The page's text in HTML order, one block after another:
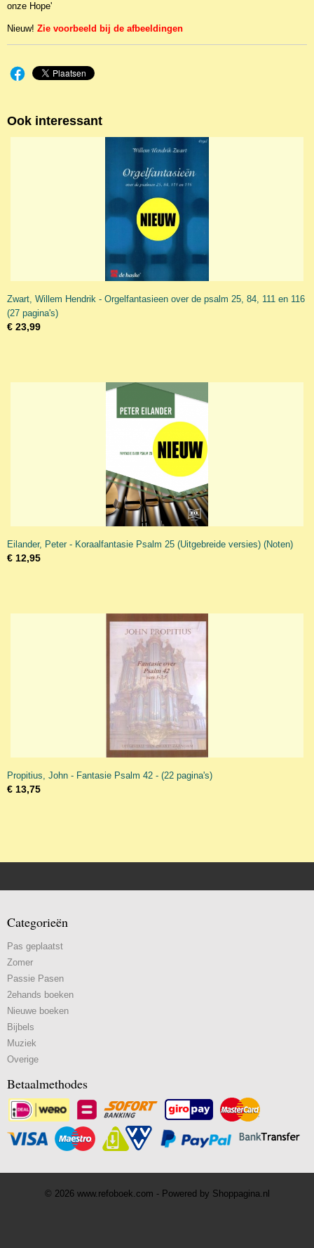
WIL1300
onze Hope'
Nieuw! Zie voorbeeld bij de afbeeldingen
Ook interessant
Zwart, Willem Hendrik - Orgelfantasieen over de psalm 25, 84, 111 en 116
(27 pagina's)
€ 23,99
Eilander, Peter - Koraalfantasie Psalm 25 (Uitgebreide versies) (Noten)
€ 12,95
Propitius, John - Fantasie Psalm 42 - (22 pagina's)
€ 13,75
Categorieën
Pas geplaatst
Zomer
Passie Pasen
2ehands boeken
Nieuwe boeken
Bijbels
Muziek
Overige
Betaalmethodes
© 2026 www.refoboek.com - Powered by Shoppagina.nl